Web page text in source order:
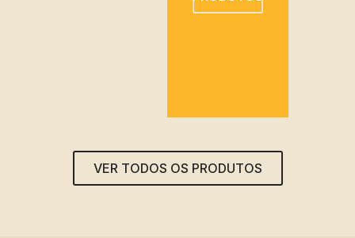
VER TODOS OS PRODUTOS